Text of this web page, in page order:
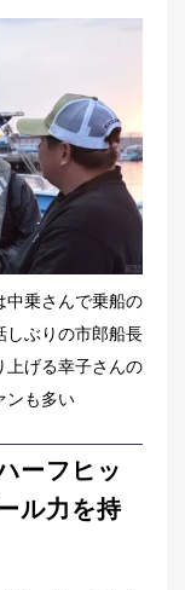
中乗さんで乗船の
しぶりの市郎船長
上げる幸子さんの
ンも多い
ーフヒッ
ル力を持